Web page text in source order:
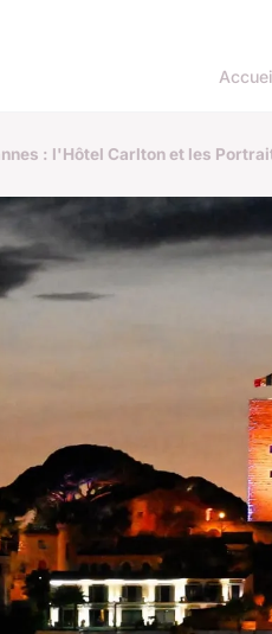
: l'Hôtel Carlton et les